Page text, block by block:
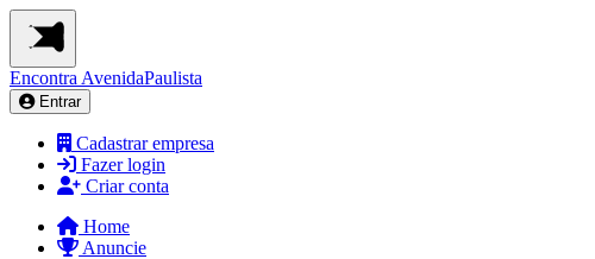
Encontra AvenidaPaulista
Entrar
Cadastrar empresa
Fazer login
Criar conta
Home
Anuncie